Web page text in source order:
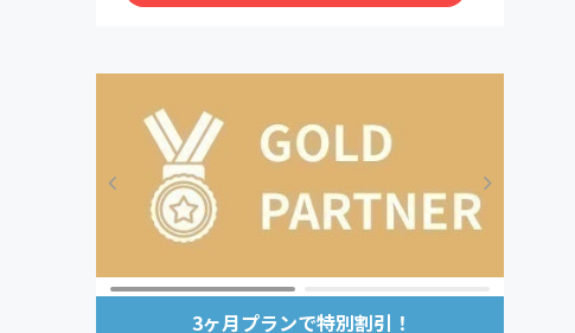
3ヶ月プランで特別割引！